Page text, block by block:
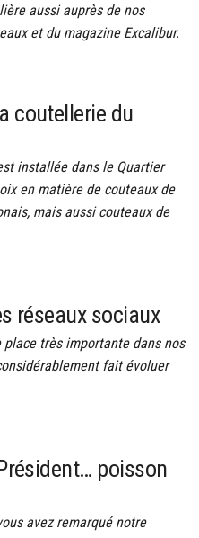
aussi auprès de nos
et du magazine Excalibur.
coutellerie du
installée dans le Quartier
en matière de couteaux de
mais aussi couteaux de
réseaux sociaux
très importante dans nos
fait évoluer
poisson
avez remarqué notre